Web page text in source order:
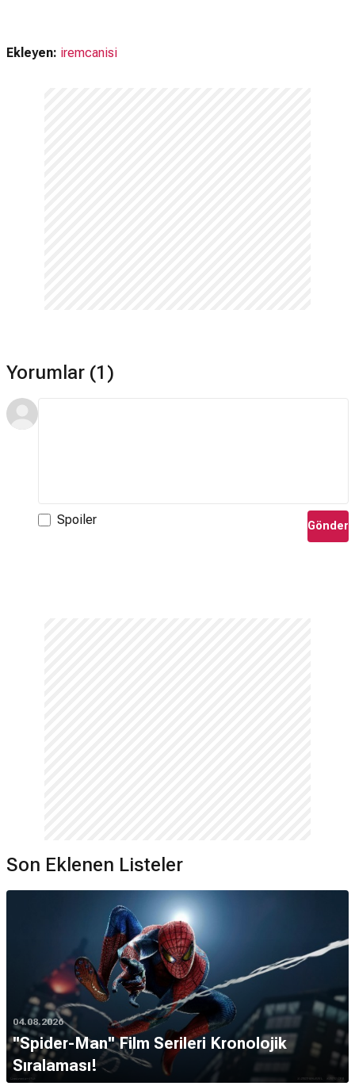
Ekleyen: iremcanisi
Yorumlar (1)
Spoiler Gönder
Son Eklenen Listeler
04.08.2026
''Spider-Man'' Film Serileri Kronolojik
Sıralaması!